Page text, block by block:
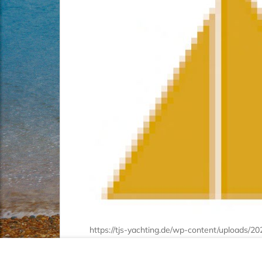
https://tjs-yachting.de/wp-content/uploads/